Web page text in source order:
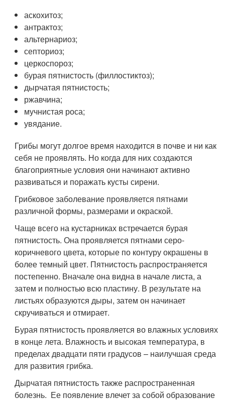
аскохитоз;
антрактоз;
альтернариоз;
септориоз;
церкоспороз;
бурая пятнистость (филлостиктоз);
дырчатая пятнистость;
ржавчина;
мучнистая роса;
увядание.
Грибы могут долгое время находится в почве и ни как
себя не проявлять. Но когда для них создаются
благоприятные условия они начинают активно
развиваться и поражать кусты сирени.
Грибковое заболевание проявляется пятнами
различной формы, размерами и окраской.
Чаще всего на кустарниках встречается бурая
пятнистость. Она проявляется пятнами серо-
коричневого цвета, которые по контуру окрашены в
более темный цвет. Пятнистость распространяется
постепенно. Вначале она видна в начале листа, а
затем и полностью всю пластину. В результате на
листьях образуются дыры, затем он начинает
скручиваться и отмирает.
Бурая пятнистость проявляется во влажных условиях
в конце лета. Влажность и высокая температура, в
пределах двадцати пяти градусов – наилучшая среда
для развития грибка.
Дырчатая пятнистость также распространенная
болезнь. Ее появление влечет за собой образование